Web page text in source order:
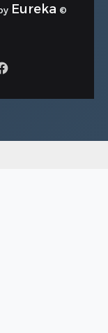
© Copyright 2026, detafour created by
Eureka